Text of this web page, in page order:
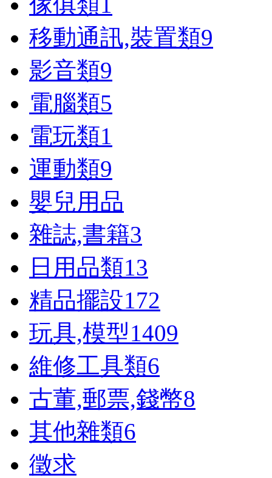
移動通訊,裝置類9
影音類9
電腦類5
電玩類1
運動類9
嬰兒用品
雜誌,書籍3
日用品類13
精品擺設172
玩具,模型1409
維修工具類6
古董,郵票,錢幣8
其他雜類6
徵求